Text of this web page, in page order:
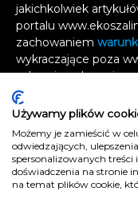
jakichkolwiek
portalu
zachowaniem
wykraczające poza
zabronione bez
się, w jaki sposób
wykorzystanie treści.
Naruszenie tych
odpowiedzialnością
Wszelkie prawa
Używamy plików
Możemy je zamieścić w
odwiedzających,
spersonalizowanych treści
doświadczenia na stronie
na temat plików cookie,